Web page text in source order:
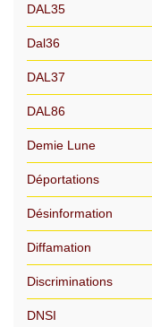
DAL35
Dal36
DAL37
DAL86
Demie Lune
Déportations
Désinformation
Diffamation
Discriminations
DNSI